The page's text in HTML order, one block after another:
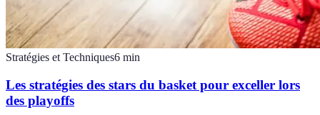
Stratégies et Techniques6 min
Les stratégies des stars du basket pour exceller lors
des playoffs